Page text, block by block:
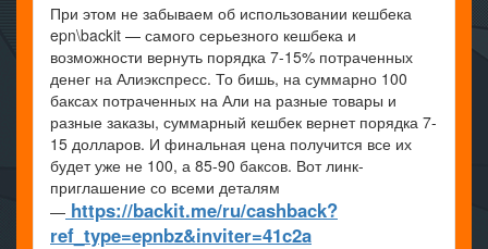
При этом не забываем об использовании кешбека
epn\backit — самого серьезного кешбека и
возможности вернуть порядка 7-15% потраченных
денег на Алиэкспресс. То бишь, на суммарно 100
баксах потраченных на Али на разные товары и
разные заказы, суммарный кешбек вернет порядка 7-
15 долларов. И финальная цена получится все их
будет уже не 100, а 85-90 баксов. Вот линк-
приглашение со всеми деталям
— https://backit.me/ru/cashback?
ref_type=epnbz&inviter=41c2a